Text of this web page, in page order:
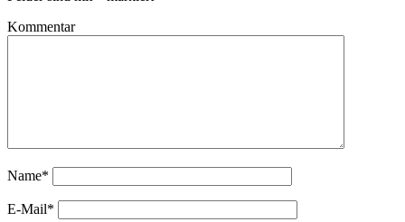
Kommentar
Name*
E-Mail*